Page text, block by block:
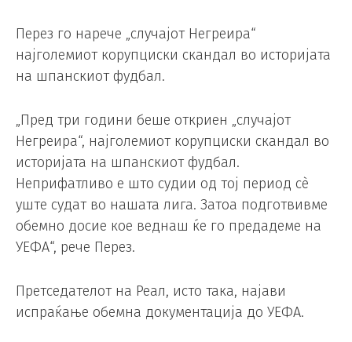
Перез го нарече „случајот Негреира“
најголемиот корупциски скандал во историјата
на шпанскиот фудбал.
„Пред три години беше откриен „случајот
Негреира“, најголемиот корупциски скандал во
историјата на шпанскиот фудбал.
Неприфатливо е што судии од тој период сè
уште судат во нашата лига. Затоа подготвивме
обемно досие кое веднаш ќе го предадеме на
УЕФА“, рече Перез.
Претседателот на Реал, исто така, најави
испраќање обемна документација до УЕФА.